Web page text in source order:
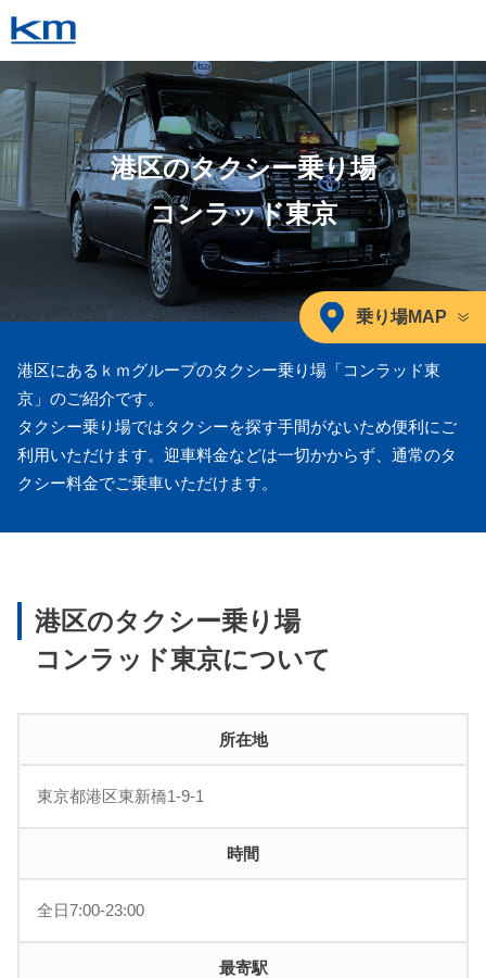
港区のタクシー乗り場
コンラッド東京
乗り場MAP
港区にあるｋｍグループのタクシー乗り場「コンラッド東
京」のご紹介です。
タクシー乗り場ではタクシーを探す手間がないため便利にご
利用いただけます。迎車料金などは一切かからず、通常のタ
クシー料金でご乗車いただけます。
港区のタクシー乗り場
コンラッド東京について
所在地
東京都港区東新橋1-9-1
時間
全日7:00-23:00
最寄駅